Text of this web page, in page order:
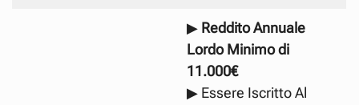
▶ Reddito Annuale
Lordo Minimo di
11.000€
▶ Essere Iscritto Al